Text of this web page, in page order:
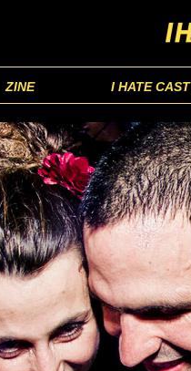
ZINE I HATE CAST